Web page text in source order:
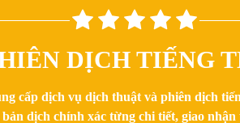
DỊCH TIẾNG
cấp dịch vụ dịch thuật và phiên dịch
dịch chính xác từng chi tiết, giao